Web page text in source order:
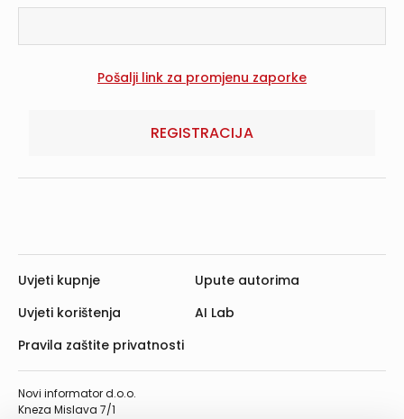
REGISTRACIJA
Novi informator d.o.o.
Kneza Mislava 7/1
Uvjeti kupnje
Uvjeti korištenja
Pravila zaštite privatnosti
Upute autorima
AI Lab